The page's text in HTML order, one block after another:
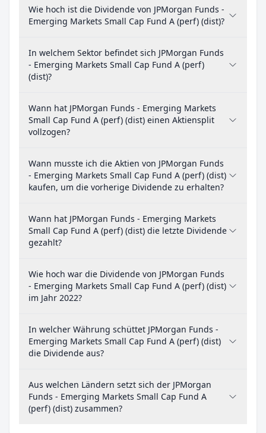
Wie hoch ist die Dividende von JPMorgan Funds -
Emerging Markets Small Cap Fund A (perf) (dist)?
In welchem Sektor befindet sich JPMorgan Funds
- Emerging Markets Small Cap Fund A (perf)
(dist)?
Wann hat JPMorgan Funds - Emerging Markets
Small Cap Fund A (perf) (dist) einen Aktiensplit
vollzogen?
Wann musste ich die Aktien von JPMorgan Funds
- Emerging Markets Small Cap Fund A (perf) (dist)
kaufen, um die vorherige Dividende zu erhalten?
Wann hat JPMorgan Funds - Emerging Markets
Small Cap Fund A (perf) (dist) die letzte Dividende
gezahlt?
Wie hoch war die Dividende von JPMorgan Funds
- Emerging Markets Small Cap Fund A (perf) (dist)
im Jahr 2022?
In welcher Währung schüttet JPMorgan Funds -
Emerging Markets Small Cap Fund A (perf) (dist)
die Dividende aus?
Aus welchen Ländern setzt sich der JPMorgan
Funds - Emerging Markets Small Cap Fund A
(perf) (dist) zusammen?